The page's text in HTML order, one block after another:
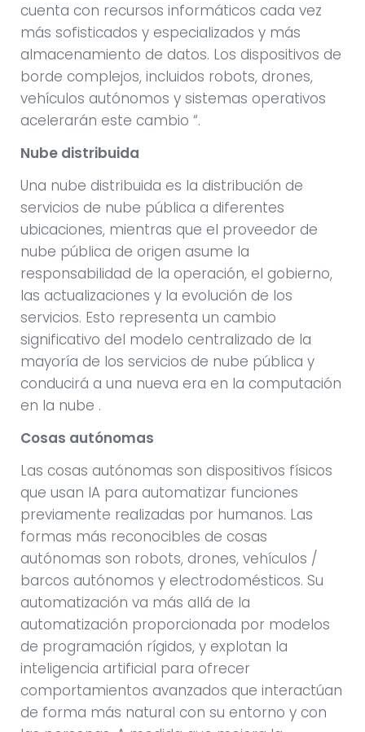
cuenta con recursos informáticos cada vez
más sofisticados y especializados y más
almacenamiento de datos. Los dispositivos de
borde complejos, incluidos robots, drones,
vehículos autónomos y sistemas operativos
acelerarán este cambio “.
Nube distribuida
Una nube distribuida es la distribución de
servicios de nube pública a diferentes
ubicaciones, mientras que el proveedor de
nube pública de origen asume la
responsabilidad de la operación, el gobierno,
las actualizaciones y la evolución de los
servicios. Esto representa un cambio
significativo del modelo centralizado de la
mayoría de los servicios de nube pública y
conducirá a una nueva era en la computación
en la nube .
Cosas autónomas
Las cosas autónomas son dispositivos físicos
que usan IA para automatizar funciones
previamente realizadas por humanos. Las
formas más reconocibles de cosas
autónomas son robots, drones, vehículos /
barcos autónomos y electrodomésticos. Su
automatización va más allá de la
automatización proporcionada por modelos
de programación rígidos, y explotan la
inteligencia artificial para ofrecer
comportamientos avanzados que interactúan
de forma más natural con su entorno y con